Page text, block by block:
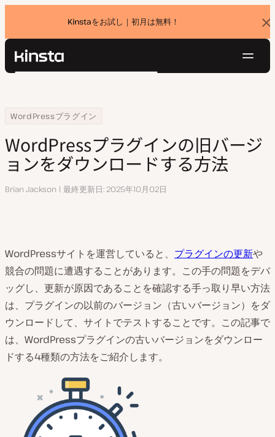
Kinstaをお試し｜初月は無料！
バ
ナ
Kinsta®
ョ
価格設定
お問い合わせ
検
Home
リソースセンター
WordPressプラグイン
WordPressプラグインの旧バージョンをダウンロードする方法
WordPressプラグインの旧バージ
ョンをダウンロードする方法
執
Brian Jackson 最終更新日 2025年10月02日
WordPressサイトを運営していると、 プラグインの更新や
競合の問題に遭遇することがあります。この手の問題をデバ
ッグし、更新が原因であることを確認する手っ取り早い方法
は、プラグインの以前のバージョン（古いバージョン）をダ
ウンロードして、サイトでテストすることです。この記事で
は、WordPressプラグインの古いバージョンをダウンロー
ドする4種類の方法をご紹介します。